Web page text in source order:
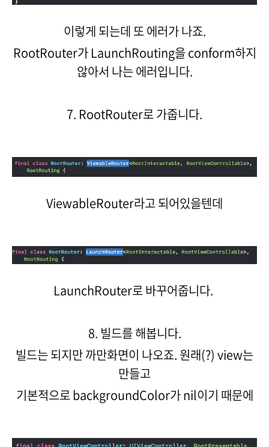
이렇게 되는데 또 에러가 나죠.
RootRouter가 LaunchRouting을 conform하지
않아서 나는 에러입니다.
7. RootRouter로 가줍니다.
ViewableRouter라고 되어있을텐데
LaunchRouter로 바꾸어줍니다.
8. 빌드를 해봅니다.
빌드는 되지만 까만화면이 나오죠. 원래(?) view는
만들고
기본적으로 backgroundColor가 nil이기 때문에